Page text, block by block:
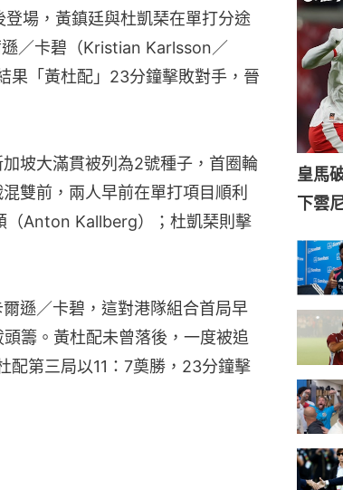
場，黃鎮廷與杜凱琹在單打分途
／卡碧（Kristian Karlsson／
果「黃杜配」23分鐘擊敗對手，晉
坡大滿貫被列為2號種子，首圈輪
雙前，兩人早前在單打項目順利
（Anton Kallberg）；杜凱琹則擊
遜／卡碧，這對港隊組合首局早
籌。黃杜配未曾落後，一度被追
配第三局以11：7奠勝，23分鐘擊
皇馬
下雲